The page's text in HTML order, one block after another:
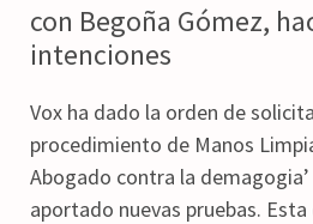
con Begoña Gómez,
intenciones
Vox ha dado la orden de
procedimiento de Manos
Abogado contra la
aportado nuevas pruebas.